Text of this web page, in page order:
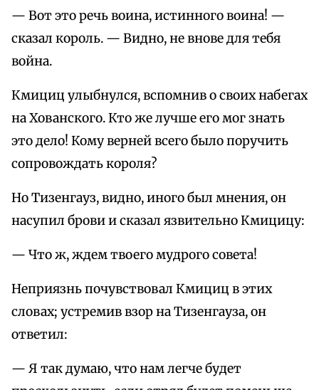
— Вот это речь воина, истинного воина! —
сказал король. — Видно, не внове для тебя
война.
Кмициц улыбнулся, вспомнив о своих набегах
на Хованского. Кто же лучше его мог знать
это дело! Кому верней всего было поручить
сопровождать короля?
Но Тизенгауз, видно, иного был мнения, он
насупил брови и сказал язвительно Кмицицу:
— Что ж, ждем твоего мудрого совета!
Неприязнь почувствовал Кмициц в этих
словах; устремив взор на Тизенгауза, он
ответил:
— Я так думаю, что нам легче будет